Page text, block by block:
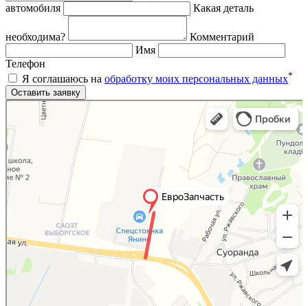
автомобиля
Какая деталь
необходима?
Комментарий
Имя
Телефон
Я соглашаюсь на обработку моих персональных данных*
Яндекс.Карты
Яндекс.Карты — поиск мест и адресов, городской транспорт